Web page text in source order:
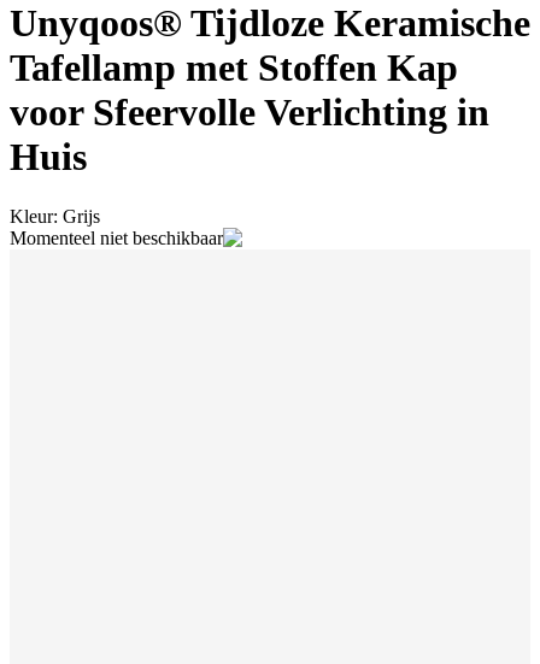
Unyqoos® Tijdloze Keramische
Tafellamp met Stoffen Kap
voor Sfeervolle Verlichting in
Huis
Kleur: Grijs
Momenteel niet beschikbaar